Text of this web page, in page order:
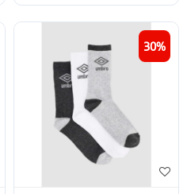
30